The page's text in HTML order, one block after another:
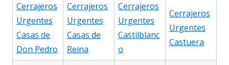
Cerrajeros
Urgentes
Casas de
Don Pedro
Cerrajeros
Urgentes
Casas de
Reina
Cerrajeros
Urgentes
Castilblanc
o
Cerrajeros
Urgentes
Castuera